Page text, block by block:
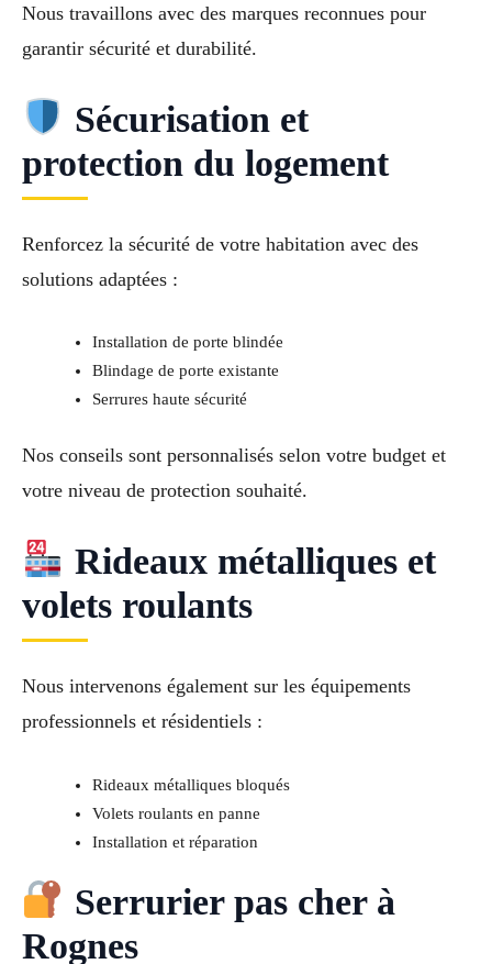
Nous travaillons avec des marques reconnues pour
garantir sécurité et durabilité.
Sécurisation et
protection du logement
Renforcez la sécurité de votre habitation avec des
solutions adaptées :
Installation de porte blindée
Blindage de porte existante
Serrures haute sécurité
Nos conseils sont personnalisés selon votre budget et
votre niveau de protection souhaité.
Rideaux métalliques et
volets roulants
Nous intervenons également sur les équipements
professionnels et résidentiels :
Rideaux métalliques bloqués
Volets roulants en panne
Installation et réparation
Serrurier pas cher à
Rognes